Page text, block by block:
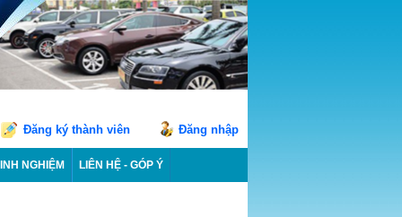
Đăng ký thành viên Đăng nhập
NGHIỆM LIÊN HỆ - GÓP Ý